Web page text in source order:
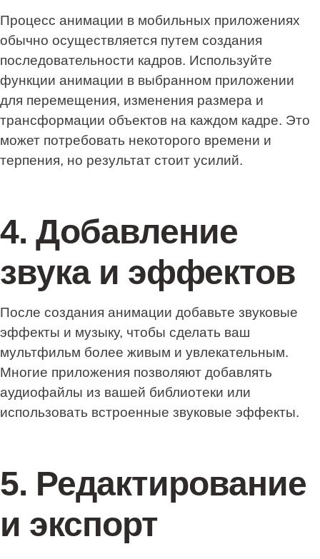
Процесс анимации в мобильных приложениях
обычно осуществляется путем создания
последовательности кадров. Используйте
функции анимации в выбранном приложении
для перемещения, изменения размера и
трансформации объектов на каждом кадре. Это
может потребовать некоторого времени и
терпения, но результат стоит усилий.
4. Добавление
звука и эффектов
После создания анимации добавьте звуковые
эффекты и музыку, чтобы сделать ваш
мультфильм более живым и увлекательным.
Многие приложения позволяют добавлять
аудиофайлы из вашей библиотеки или
использовать встроенные звуковые эффекты.
5. Редактирование
и экспорт